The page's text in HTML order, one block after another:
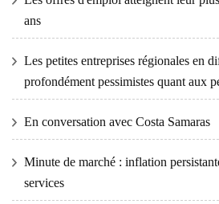
ans
Les petites entreprises régionales en
profondément pessimistes quant aux
En conversation avec Costa Samaras
Minute de marché : inflation
services